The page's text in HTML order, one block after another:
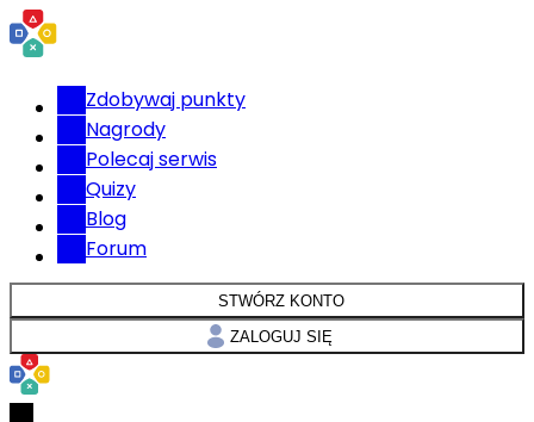
Zdobywaj punkty
Nagrody
Polecaj serwis
Quizy
Blog
Forum
STWÓRZ KONTO
ZALOGUJ SIĘ